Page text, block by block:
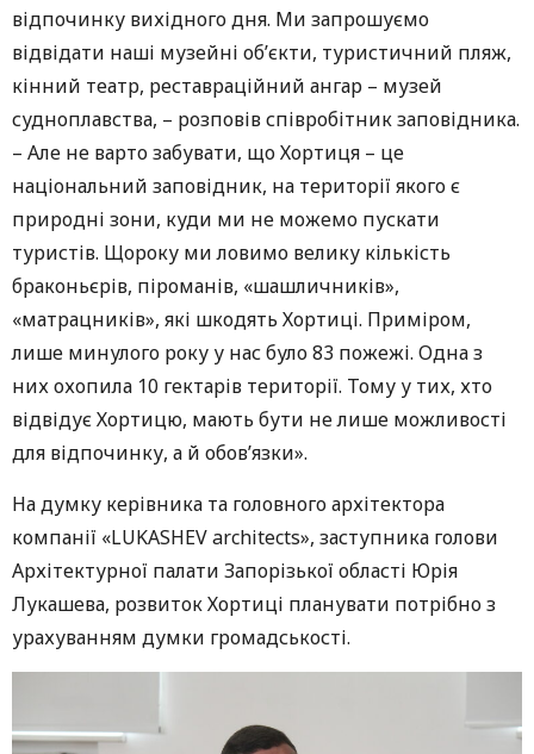
відпочинку вихідного дня. Ми запрошуємо
відвідати наші музейні об’єкти, туристичний пляж,
кінний театр, реставраційний ангар – музей
судноплавства, – розповів співробітник заповідника.
– Але не варто забувати, що Хортиця – це
національний заповідник, на території якого є
природні зони, куди ми не можемо пускати
туристів. Щороку ми ловимо велику кількість
браконьєрів, піроманів, «шашличників»,
«матрацників», які шкодять Хортиці. Приміром,
лише минулого року у нас було 83 пожежі. Одна з
них охопила 10 гектарів території. Тому у тих, хто
відвідує Хортицю, мають бути не лише можливості
для відпочинку, а й обов’язки».
На думку керівника та головного архітектора
компанії «LUKASHEV architects», заступника голови
Архітектурної палати Запорізької області Юрія
Лукашева, розвиток Хортиці планувати потрібно з
урахуванням думки громадськості.